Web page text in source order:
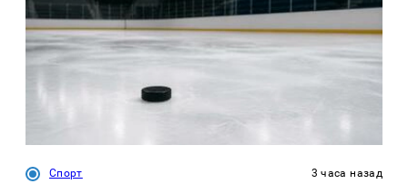
Спорт 3 часа назад